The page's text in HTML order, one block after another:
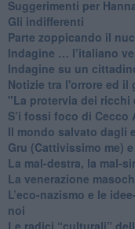
Suggerimenti per
​Gli indifferenti
Parte zoppicando il
​Indagine … l’italiano
Indagine su un
Notizie tra l'orrore ed il
"La protervia dei
S’i fossi foco di Cecco
​Il mondo salvato dagli
Gru (Cattivissimo me)
​La mal-destra, la mal-
​La venerazione
​L’eco-nazismo e le
noi
​Le radici “culturali”